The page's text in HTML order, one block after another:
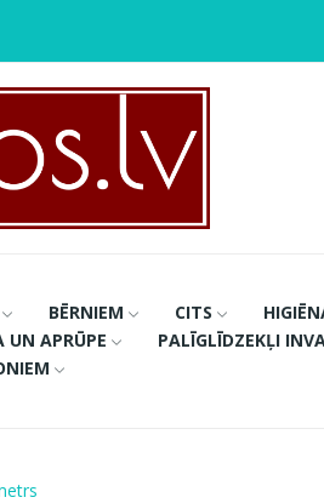
BĒRNIEM CITS
UN APRŪPE PALĪGLĪDZEKĻI